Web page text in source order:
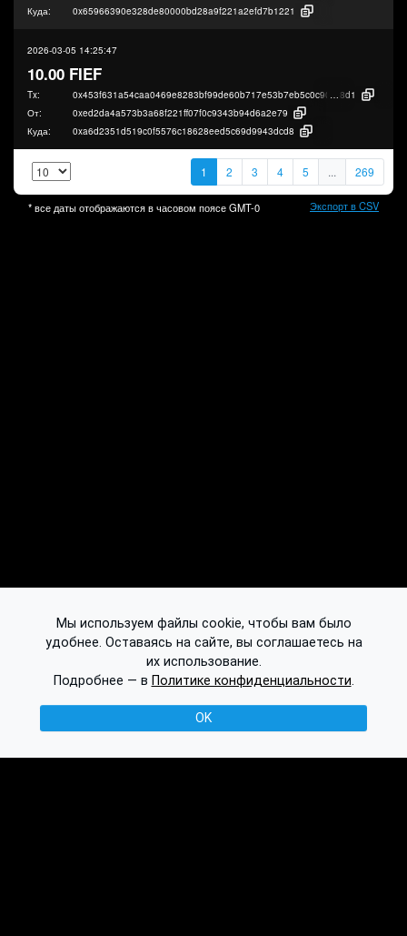
Куда:
0x65966390e328de80000bd28a9f221a2efd7b1221
2026-03-05 14:25:47
10.00 FIEF
Tx: 0x453f631a54caa0469e8283bf99de60b717e53b7eb5c0c9087ec0bac4dc06a
8d1
От:
0xed2da4a573b3a68f221ff07f0c9343b94d6a2e79
Куда:
0xa6d2351d519c0f5576c18628eed5c69d9943dcd8
1 2 3 4 5 ... 269
* все даты отображаются в часовом поясеGMT-0 Экспорт в CSV
Мы используем файлы cookie, чтобы вам было
удобнее. Оставаясь на сайте, вы соглашаетесь на
их использование.
Подробнее — в Политике конфиденциальности.
OK